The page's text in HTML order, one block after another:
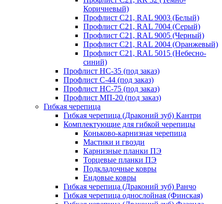
Коричневый)
Профлист С21, RAL 9003 (Белый)
Профлист С21, RAL 7004 (Серый)
Профлист С21, RAL 9005 (Черный)
Профлист С21, RAL 2004 (Оранжевый)
Профлист С21, RAL 5015 (Небесно-
синий)
Профлист НС-35 (под заказ)
Профлист С-44 (под заказ)
Профлист НС-75 (под заказ)
Профлист МП-20 (под заказ)
Гибкая черепица
Гибкая черепица (Драконий зуб) Кантри
Комплектующие для гибкой черепицы
Коньково-карнизная черепица
Мастики и гвозди
Карнизные планки ПЭ
Торцевые планки ПЭ
Подкладочные ковры
Ендовые ковры
Гибкая черепица (Драконий зуб) Ранчо
Гибкая черепица однослойная (Финская)